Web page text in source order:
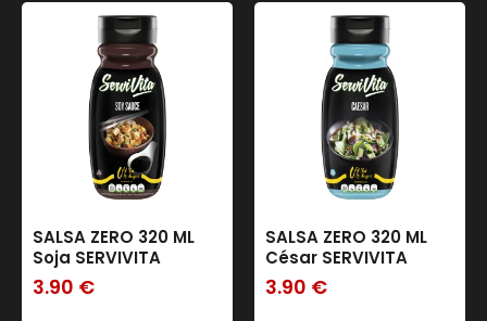
SALSA ZERO 320 ML
Soja SERVIVITA
3.90 €
SALSA ZERO 320 ML
César SERVIVITA
3.90 €